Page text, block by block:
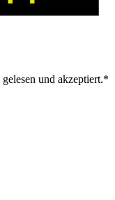
gelesen und akzeptiert.*